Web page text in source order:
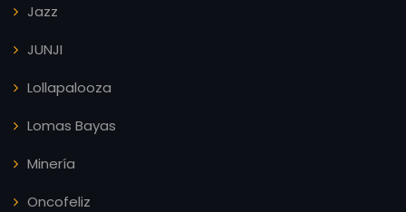
Jazz
JUNJI
Lollapalooza
Lomas Bayas
Minería
Oncofeliz